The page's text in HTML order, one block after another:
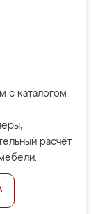
с каталогом
расчёт